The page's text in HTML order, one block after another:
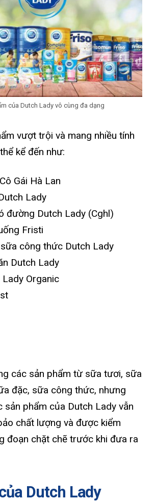
của Dutch Lady vô cùng đa dạng
vượt trội và mang nhiều tính
kể đến như:
Gái Hà Lan
Lady
đường Dutch Lady (Cghl)
Fristi
công thức Dutch Lady
Dutch Lady
Organic
các sản phẩm từ sữa tươi, sữa
đặc, sữa công thức, nhưng
sản phẩm của Dutch Lady vẫn
chất lượng và được kiểm
đoạn chặt chẽ trước khi đưa ra
Dutch Lady